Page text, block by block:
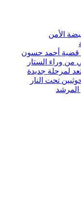
الأمن
قضية أحمد حسون
من وراء الستار
لمرحلة جديدة
تحت النار